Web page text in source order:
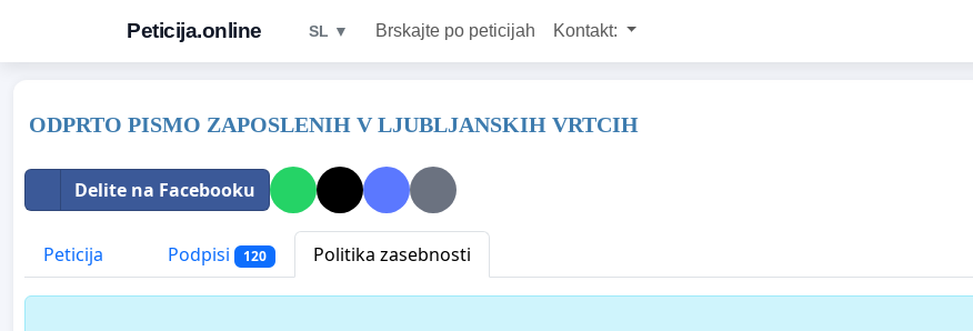
Peticija.online SL ▼ Brskajte po peticijah Kontakt:
ODPRTO PISMO ZAPOSLENIH V LJUBLJANSKIH VRTCIH
Delite na Facebooku
Peticija Podpisi 120 Politika zasebnosti